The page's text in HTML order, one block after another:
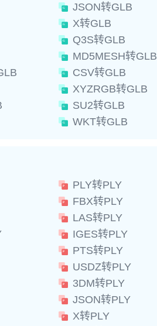
JSON转GLB
X转GLB
Q3S转GLB
MD5MESH转GLB
CSV转GLB
XYZRGB转GLB
SU2转GLB
WKT转GLB
PLY转PLY
FBX转PLY
LAS转PLY
IGES转PLY
PTS转PLY
USDZ转PLY
3DM转PLY
JSON转PLY
X转PLY